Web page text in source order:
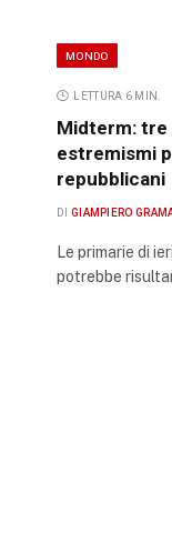
MONDO
LETTURA 6 MIN.
Midterm: tre
estremismi
repubblicani
DI GIAMPIERO
Le primarie di
potrebbe